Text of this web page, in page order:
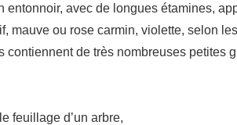
avec de longues étamines,
mauve ou rose carmin, violette, selon
de très nombreuses petites
feuillage d’un arbre,